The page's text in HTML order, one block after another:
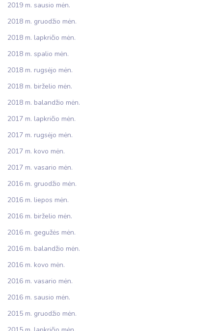
2019 m. sausio mėn.
2018 m. gruodžio mėn.
2018 m. lapkričio mėn.
2018 m. spalio mėn.
2018 m. rugsėjo mėn.
2018 m. birželio mėn.
2018 m. balandžio mėn.
2017 m. lapkričio mėn.
2017 m. rugsėjo mėn.
2017 m. kovo mėn.
2017 m. vasario mėn.
2016 m. gruodžio mėn.
2016 m. liepos mėn.
2016 m. birželio mėn.
2016 m. gegužės mėn.
2016 m. balandžio mėn.
2016 m. kovo mėn.
2016 m. vasario mėn.
2016 m. sausio mėn.
2015 m. gruodžio mėn.